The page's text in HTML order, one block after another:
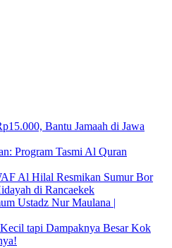
Bantu Jamaah di Jawa
Program Tasmi Al Quran
Al Hilal Resmikan Sumur Bor
di Rancaekek
Ustadz Nur Maulana |
tapi Dampaknya Besar Kok